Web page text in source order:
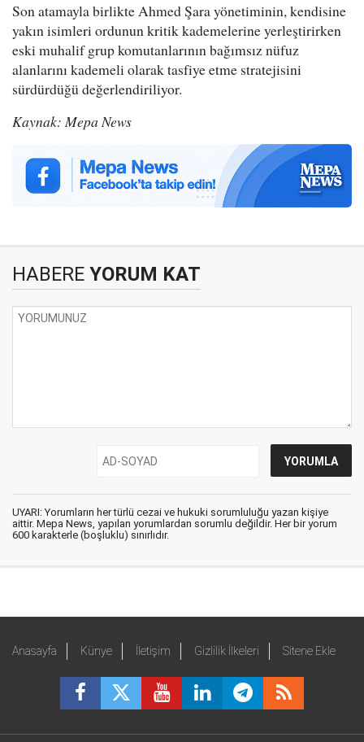
Son atamayla birlikte Ahmed Şara yönetiminin, kendisine
yakın isimleri ordunun kritik kademelerine yerleştirirken
eski muhalif grup komutanlarının bağımsız nüfuz
alanlarını kademeli olarak tasfiye etme stratejisini
sürdürdüğü değerlendiriliyor.
Kaynak: Mepa News
HABERE YORUM KAT
UYARI: Yorumların her türlü cezai ve hukuki sorumluluğu yazan kişiye
aittir. Mepa News, yapılan yorumlardan sorumlu değildir. Her bir yorum
600 karakterle (boşluklu) sınırlıdır.
Anasayfa Künye İletişim Gizlilik İlkeleri Sitene Ekle